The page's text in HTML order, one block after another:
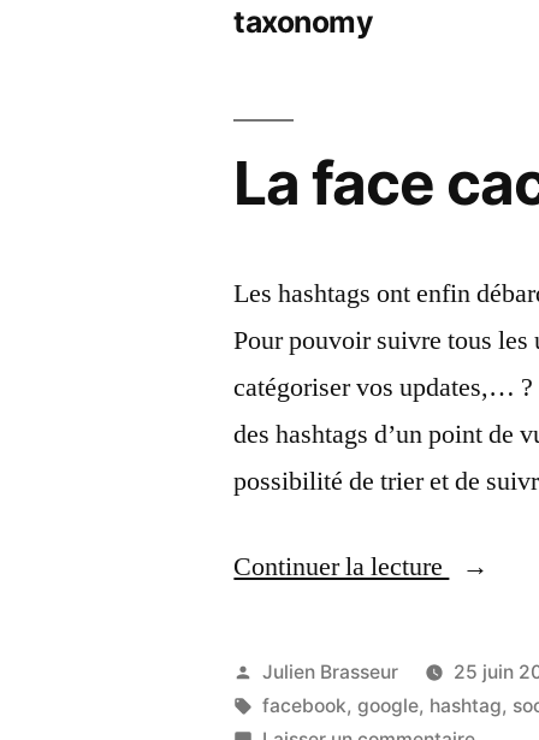
taxonomy
La face
Les hashtags ont enfin
Pour pouvoir suivre tous les
catégoriser vos updates,…
des hashtags d’un point de
possibilité de trier et de
Continuer la lecture
« La
cachée
du
Publié
par
Julien Brasseur 25 juin
Étiquettes :
facebook,google, hashtag,